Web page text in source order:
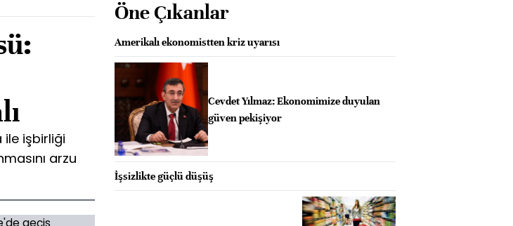
ile işbirliği
arzu
Öne Çıkanlar
Amerikalı ekonomistten kriz uyarısı
Cevdet Yılmaz: Ekonomimize duyulan
güven pekişiyor
İşsizlikte güçlü düşüş